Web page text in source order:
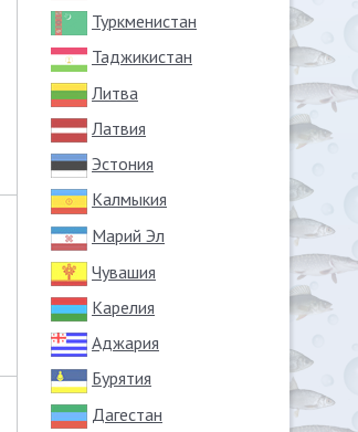
Туркменистан
Таджикистан
Литва
Латвия
Эстония
Калмыкия
Марий Эл
Чувашия
Карелия
Аджария
Бурятия
Дагестан